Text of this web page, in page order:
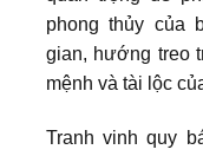
phong thủy của
gian, hướng treo
mệnh và tài lộc
Tranh vinh quy